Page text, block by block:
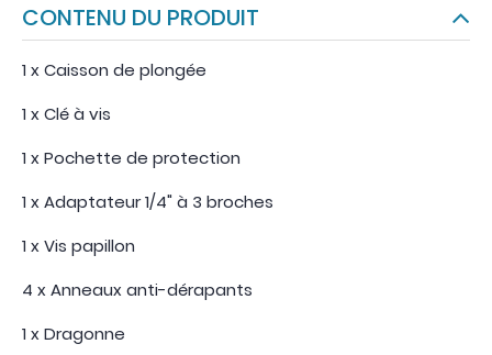
CONTENU DU PRODUIT
1 x Caisson de plongée
1 x Clé à vis
1 x Pochette de protection
1 x Adaptateur 1/4" à 3 broches
1 x Vis papillon
4 x Anneaux anti-dérapants
1 x Dragonne